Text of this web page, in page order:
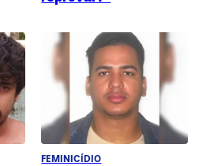
FEMINICÍDIO